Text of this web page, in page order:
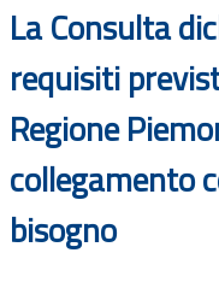
La Consulta
requisiti
Regione
collegamento
bisogno